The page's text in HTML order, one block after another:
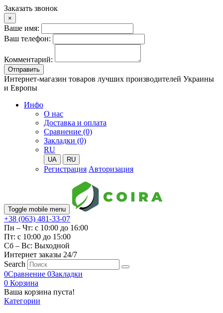
Заказать звонок
×
Ваше имя:
Ваш телефон:
Комментарий:
Отправить
Интернет-магазин товаров лучших производителей Украины
и Европы
Инфо
О нас
Доставка и оплата
Сравнение (0)
Закладки (0)
RU
UA RU
Регистрация Авторизация
Toggle mobile menu
+38 (063) 481-33-07
Пн – Чт: с 10:00 до 16:00
Пт: с 10:00 до 15:00
Сб – Вс: Выходной
Интернет заказы 24/7
Search
0Сравнение 0Закладки
0 Корзина
Ваша корзина пуста!
Категории